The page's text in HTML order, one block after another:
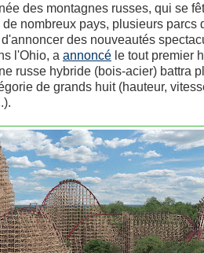
des montagnes russes, qui se
nombreux pays, plusieurs parcs
des nouveautés
l'Ohio, a annoncéle tout premier
russe hybride (bois-acier) battra
de grands huit (hauteur,